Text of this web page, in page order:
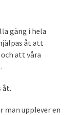
gäng i hela
åt att
att våra
åt.
man upplever en